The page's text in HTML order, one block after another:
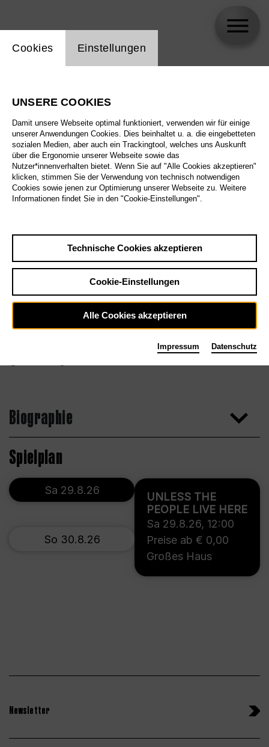
Biographie
Spielplan
UNLESS THE
PEOPLE LIVE HERE
Sa 29.8.26, 12:00
Preise ab € 0,00
Großes Haus
Sa 29.8.26
So 30.8.26
Newsletter
Einstellung Website Cookie
Cookies Einstellungen
UNSERE COOKIES
Damit unsere Webseite optimal funktioniert, verwenden wir für einige
unserer Anwendungen Cookies. Dies beinhaltet u. a. die eingebetteten
sozialen Medien, aber auch ein Trackingtool, welches uns Auskunft
über die Ergonomie unserer Webseite sowie das
Nutzer*innenverhalten bietet. Wenn Sie auf "Alle Cookies akzeptieren"
klicken, stimmen Sie der Verwendung von technisch notwendigen
Cookies sowie jenen zur Optimierung unserer Webseite zu. Weitere
Informationen findet Sie in den "Cookie-Einstellungen".
Technische Cookies akzeptieren
Cookie-Einstellungen
Alle Cookies akzeptieren
Impressum Datenschutz